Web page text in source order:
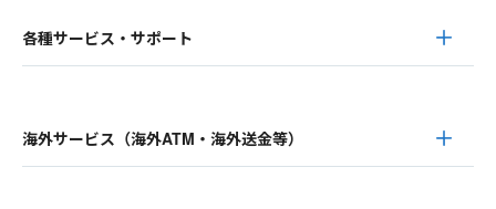
各種サービス・サポート
海外サービス（海外ATM・海外送金等）